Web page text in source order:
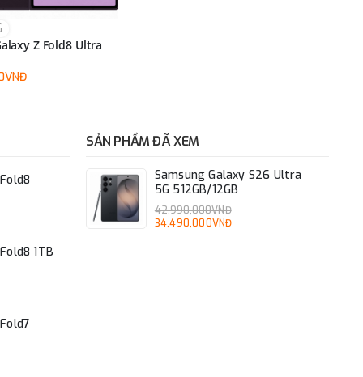
Z Fold8 Ultra
1TB
SẢN PHẨM ĐÃ XEM
Samsung Galaxy S26 Ultra
5G 512GB/12GB
42,990,000VNĐ
34,490,000VNĐ